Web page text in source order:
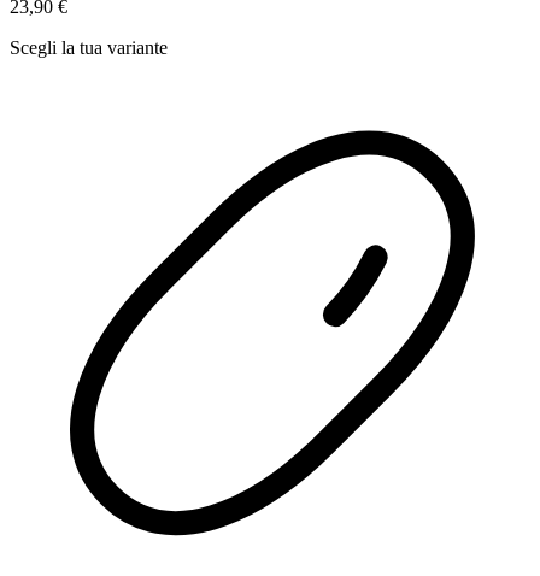
23,90 €
Scegli la tua variante